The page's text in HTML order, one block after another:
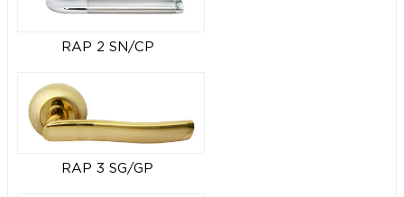
RAP 2 SN/CP
RAP 3 SG/GP